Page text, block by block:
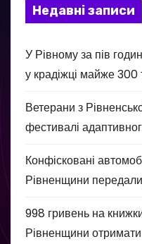
Недавні записи
У Рівному за пів
у крадіжці майже 300
Ветерани з
фестивалі
Конфісковані
Рівненщини
998 гривень на
Рівненщини